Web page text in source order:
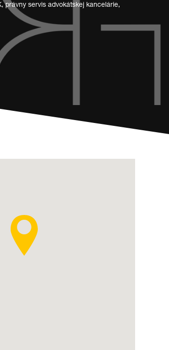
právny servis advokátskej kancelárie,